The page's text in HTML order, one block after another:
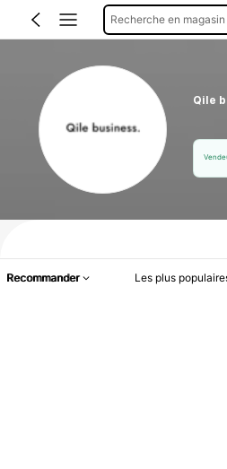
Recherche en magasin
Qile
Informations produit : Divulgation des
Recommander Les plus